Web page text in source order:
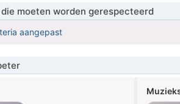
moeten worden gerespecteerd
aangepast